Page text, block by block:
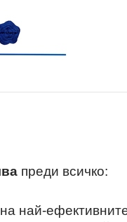
преди всичко:
най-